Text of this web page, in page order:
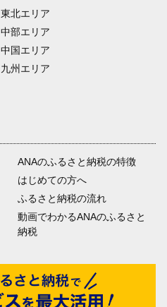
東北エリア
中部エリア
中国エリア
九州エリア
ANAのふるさと納税の特徴
はじめての方へ
ふるさと納税の流れ
動画でわかるANAのふるさと
納税